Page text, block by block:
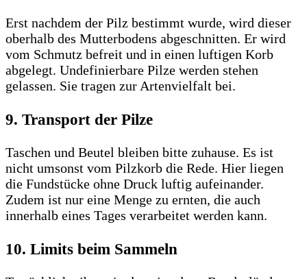
Erst nachdem der Pilz bestimmt wurde, wird dieser
oberhalb des Mutterbodens abgeschnitten. Er wird
vom Schmutz befreit und in einen luftigen Korb
abgelegt. Undefinierbare Pilze werden stehen
gelassen. Sie tragen zur Artenvielfalt bei.
9. Transport der Pilze
Taschen und Beutel bleiben bitte zuhause. Es ist
nicht umsonst vom Pilzkorb die Rede. Hier liegen
die Fundstücke ohne Druck luftig aufeinander.
Zudem ist nur eine Menge zu ernten, die auch
innerhalb eines Tages verarbeitet werden kann.
10. Limits beim Sammeln